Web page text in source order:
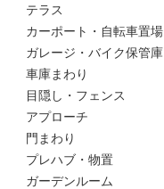
テラス
カーポート・自転車置場
ガレージ・バイク保管庫
車庫まわり
目隠し・フェンス
アプローチ
門まわり
プレハブ・物置
ガーデンルーム